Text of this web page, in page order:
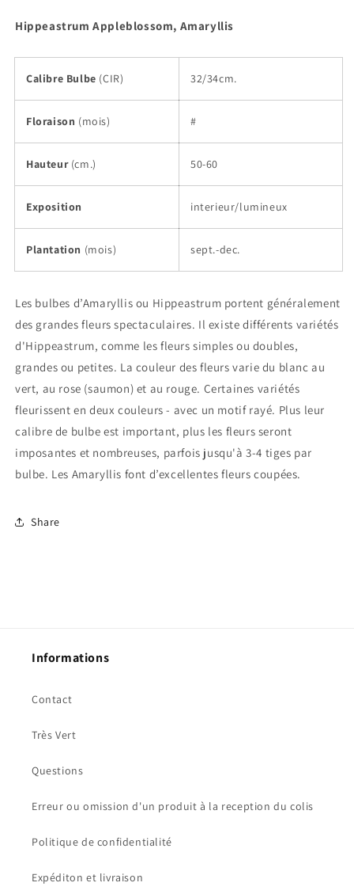
Hippeastrum Appleblossom, Amaryllis
Calibre Bulbe (CIR) 32/34cm.
Floraison (mois) #
Hauteur (cm.) 50-60
Exposition interieur/lumineux
Plantation (mois) sept.-dec.
Les bulbes d’Amaryllis ou Hippeastrum portent généralement
des grandes fleurs spectaculaires. Il existe différents variétés
d'Hippeastrum, comme les fleurs simples ou doubles,
grandes ou petites. La couleur des fleurs varie du blanc au
vert, au rose (saumon) et au rouge. Certaines variétés
fleurissent en deux couleurs - avec un motif rayé. Plus leur
calibre de bulbe est important, plus les fleurs seront
imposantes et nombreuses, parfois jusqu'à 3-4 tiges par
bulbe. Les Amaryllis font d’excellentes fleurs coupées.
Share
Informations
Contact
Très Vert
Questions
Erreur ou omission d'un produit à la reception du colis
Politique de confidentialité
Expéditon et livraison